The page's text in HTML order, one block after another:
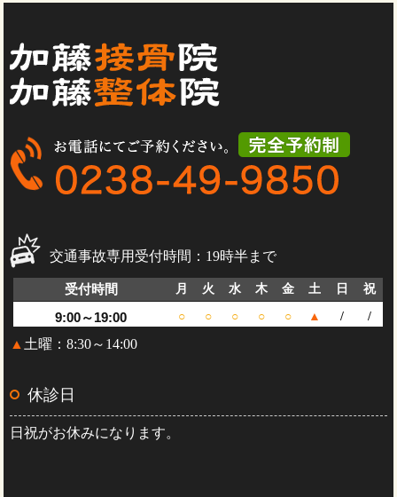
交通事故専用受付時間：19時半まで
受付時間 月 火 水 木 金 土 日 祝
9:00～19:00 ○ ○ ○ ○ ○ ▲ / /
▲ 土曜：8:30～14:00
休診日
日祝がお休みになります。